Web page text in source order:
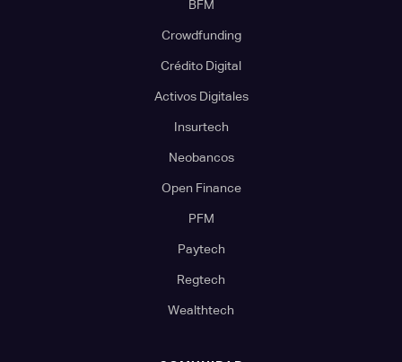
BFM
Crowdfunding
Crédito Digital
Activos Digitales
Insurtech
Neobancos
Open Finance
PFM
Paytech
Regtech
Wealthtech